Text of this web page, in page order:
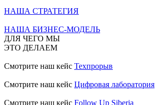
НАША СТРАТЕГИЯ
НАША БИЗНЕС-МОДЕЛЬ
ДЛЯ ЧЕГО МЫ
ЭТО ДЕЛАЕМ
Смотрите наш кейс Техпрорыв
Смотрите наш кейс Цифровая лаборатория
Смотрите наш кейс Follow Up Siberia